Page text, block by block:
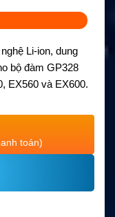
Li-ion, dung
bộ đàm GP328
EX560 và EX600.
toán)